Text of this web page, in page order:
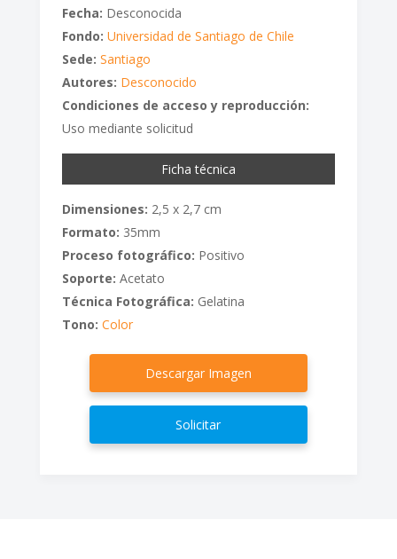
Fecha: Desconocida
Fondo: Universidad de Santiago de Chile
Sede: Santiago
Autores: Desconocido
Condiciones de acceso y reproducción:
Uso mediante solicitud
Ficha técnica
Dimensiones: 2,5 x 2,7 cm
Formato: 35mm
Proceso fotográfico: Positivo
Soporte: Acetato
Técnica Fotográfica: Gelatina
Tono: Color
Descargar Imagen
Solicitar